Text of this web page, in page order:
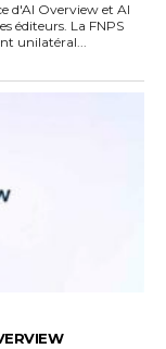
d'AI Overview et AI
éditeurs. La FNPS
unilatéral...